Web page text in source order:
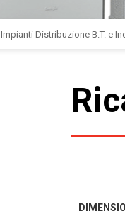
Impianti Distribuzione B.T. e